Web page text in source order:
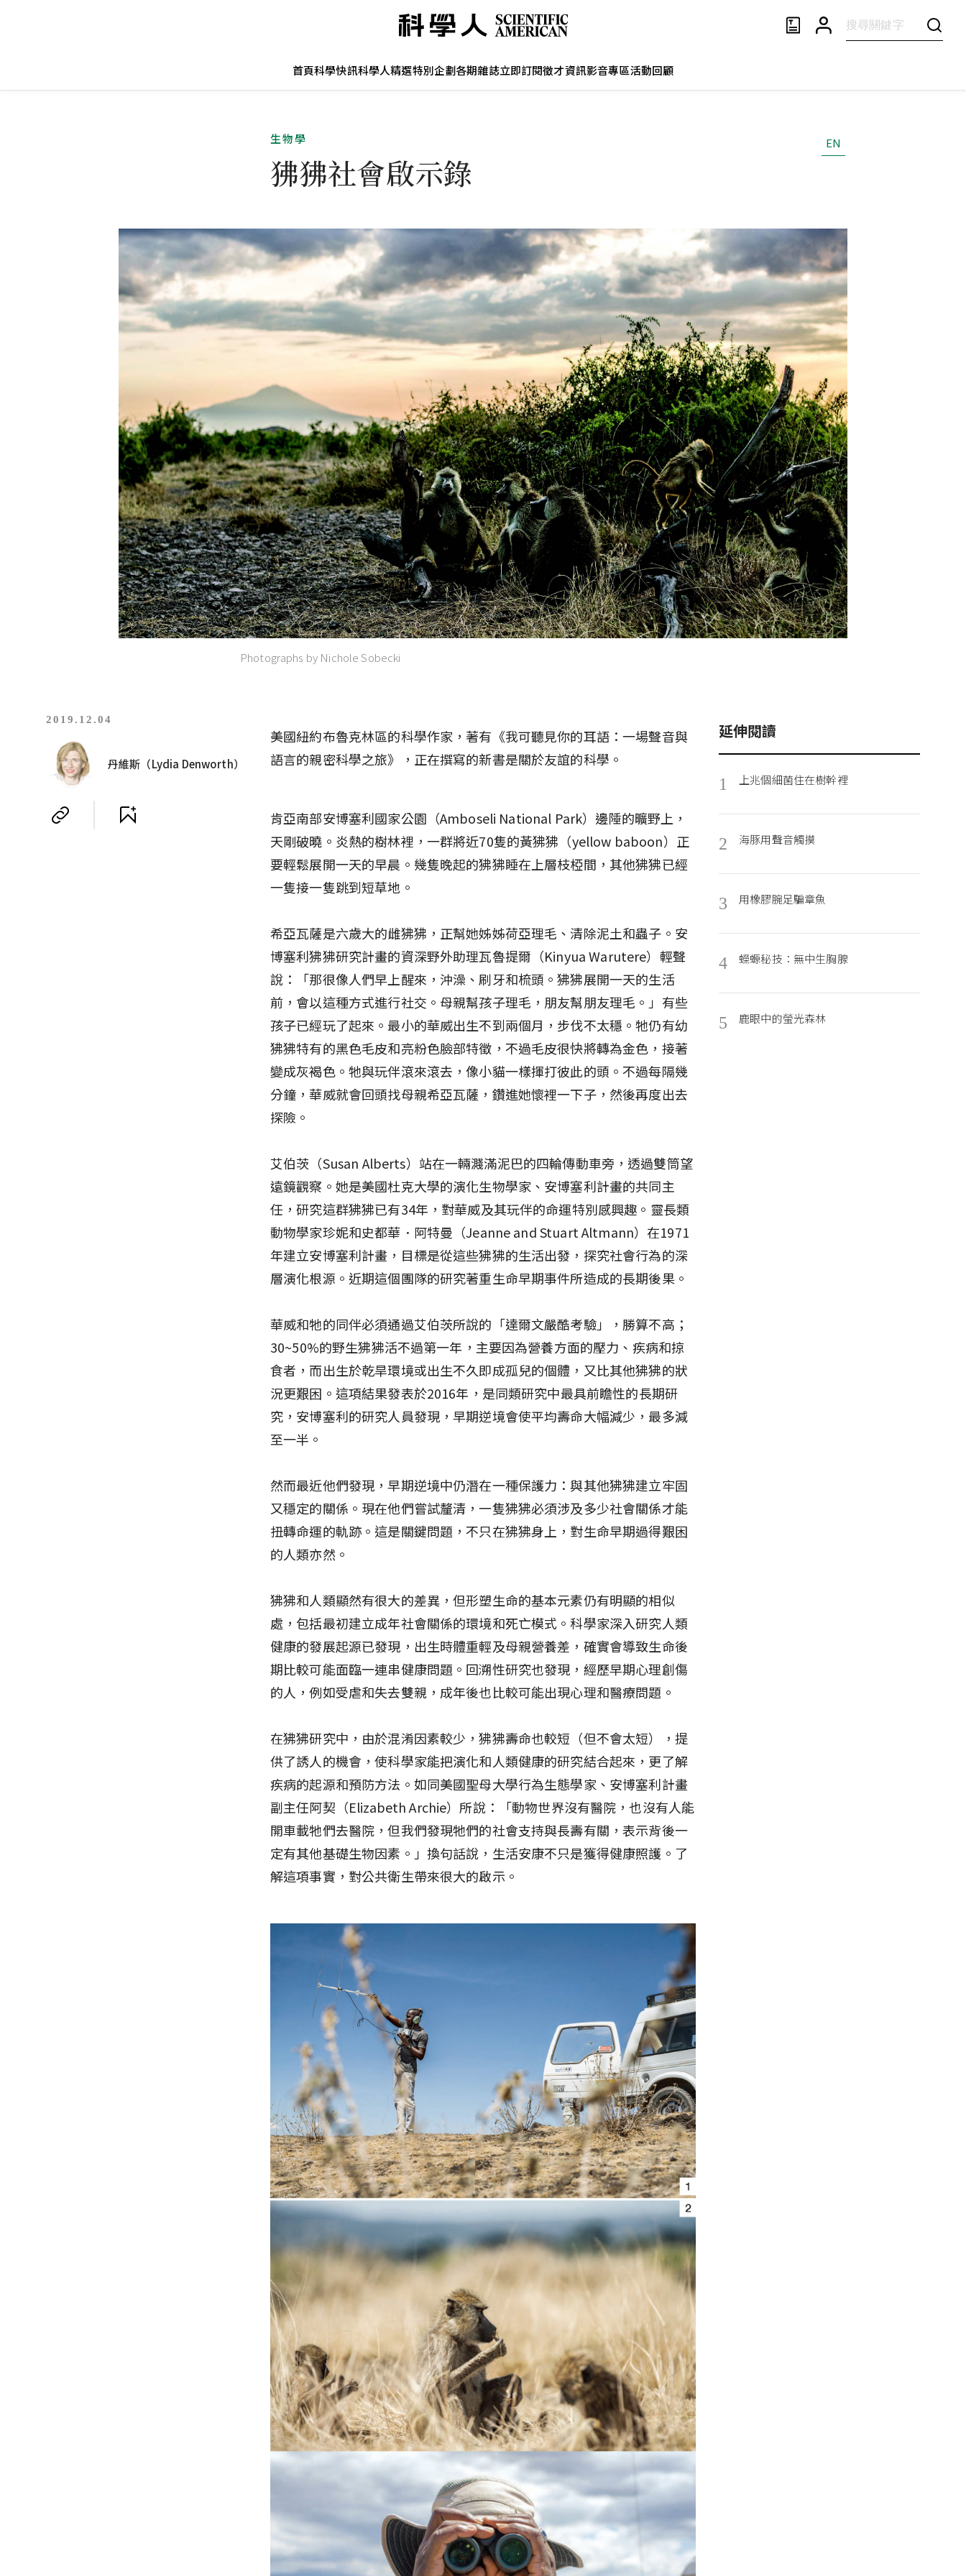
首頁科學快訊科學人精選特別企劃各期雜誌立即訂閱徵才資訊影音專區活動回顧
生物學
狒狒社會啟示錄
EN
Photographs by Nichole Sobecki
2019.12.04
丹維斯（Lydia Denworth）
美國紐約布魯克林區的科學作家，著有《我可聽見你的耳語：一場聲音與
語言的親密科學之旅》，正在撰寫的新書是關於友誼的科學。
肯亞南部安博塞利國家公園（Amboseli National Park）邊陲的曠野上，
天剛破曉。炎熱的樹林裡，一群將近70隻的黃狒狒（yellow baboon）正
要輕鬆展開一天的早晨。幾隻晚起的狒狒睡在上層枝椏間，其他狒狒已經
一隻接一隻跳到短草地。
希亞瓦薩是六歲大的雌狒狒，正幫她姊姊荷亞理毛、清除泥土和蟲子。安
博塞利狒狒研究計畫的資深野外助理瓦魯提爾（Kinyua Warutere）輕聲
說：「那很像人們早上醒來，沖澡、刷牙和梳頭。狒狒展開一天的生活
前，會以這種方式進行社交。母親幫孩子理毛，朋友幫朋友理毛。」有些
孩子已經玩了起來。最小的華威出生不到兩個月，步伐不太穩。牠仍有幼
狒狒特有的黑色毛皮和亮粉色臉部特徵，不過毛皮很快將轉為金色，接著
變成灰褐色。牠與玩伴滾來滾去，像小貓一樣揮打彼此的頭。不過每隔幾
分鐘，華威就會回頭找母親希亞瓦薩，鑽進她懷裡一下子，然後再度出去
探險。
艾伯茨（Susan Alberts）站在一輛濺滿泥巴的四輪傳動車旁，透過雙筒望
遠鏡觀察。她是美國杜克大學的演化生物學家、安博塞利計畫的共同主
任，研究這群狒狒已有34年，對華威及其玩伴的命運特別感興趣。靈長類
動物學家珍妮和史都華．阿特曼（Jeanne and Stuart Altmann）在1971
年建立安博塞利計畫，目標是從這些狒狒的生活出發，探究社會行為的深
層演化根源。近期這個團隊的研究著重生命早期事件所造成的長期後果。
華威和牠的同伴必須通過艾伯茨所說的「達爾文嚴酷考驗」，勝算不高；
30~50%的野生狒狒活不過第一年，主要因為營養方面的壓力、疾病和掠
食者，而出生於乾旱環境或出生不久即成孤兒的個體，又比其他狒狒的狀
況更艱困。這項結果發表於2016年，是同類研究中最具前瞻性的長期研
究，安博塞利的研究人員發現，早期逆境會使平均壽命大幅減少，最多減
至一半。
然而最近他們發現，早期逆境中仍潛在一種保護力：與其他狒狒建立牢固
又穩定的關係。現在他們嘗試釐清，一隻狒狒必須涉及多少社會關係才能
扭轉命運的軌跡。這是關鍵問題，不只在狒狒身上，對生命早期過得艱困
的人類亦然。
狒狒和人類顯然有很大的差異，但形塑生命的基本元素仍有明顯的相似
處，包括最初建立成年社會關係的環境和死亡模式。科學家深入研究人類
健康的發展起源已發現，出生時體重輕及母親營養差，確實會導致生命後
期比較可能面臨一連串健康問題。回溯性研究也發現，經歷早期心理創傷
的人，例如受虐和失去雙親，成年後也比較可能出現心理和醫療問題。
在狒狒研究中，由於混淆因素較少，狒狒壽命也較短（但不會太短），提
供了誘人的機會，使科學家能把演化和人類健康的研究結合起來，更了解
疾病的起源和預防方法。如同美國聖母大學行為生態學家、安博塞利計畫
副主任阿契（Elizabeth Archie）所說：「動物世界沒有醫院，也沒有人能
開車載牠們去醫院，但我們發現牠們的社會支持與長壽有關，表示背後一
定有其他基礎生物因素。」換句話說，生活安康不只是獲得健康照護。了
解這項事實，對公共衛生帶來很大的啟示。
延伸閱讀
1 上兆個細菌住在樹幹裡
2 海豚用聲音觸摸
3 用橡膠腕足騙章魚
4 蠑螈秘技：無中生胸腺
5 鹿眼中的螢光森林